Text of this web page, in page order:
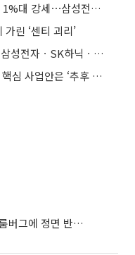
개미와 외인의 ‘팔자’세에도 코스피 1%대 강세⋯삼성전자는 3%↑
린 ‘센티 괴리’
코스피 상승 출발⋯전쟁 공포 뚫고 삼성전자ㆍSK하닉ㆍ현대차 강세
싸이월드, 10월 부활 예고…그러나 핵심 사업안은 ‘추후 공개’
금융위, ‘한국 증시 투자 부적격’ 블룸버그에 정면 반박…“근거 불분명”